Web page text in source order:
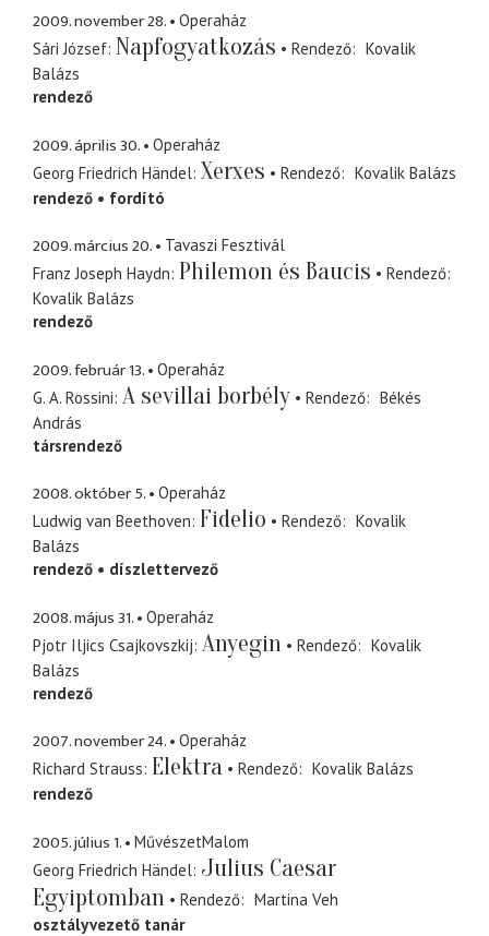
2009. november 28.
Operaház
Sári József Napfogyatkozás Rendező
Kovalik
Balázs
rendező
2009. április 30.
Operaház
Georg Friedrich Händel Xerxes Rendező
Kovalik Balázs
rendező
fordító
2009. március 20.
Tavaszi Fesztivál
Franz Joseph Haydn Philemon és Baucis
Rendező
Kovalik Balázs
rendező
2009. február 13.
Operaház
G. A. Rossini A sevillai borbély Rendező
Békés
András
társrendező
2008. október 5.
Operaház
Ludwig van Beethoven Fidelio Rendező
Kovalik
Balázs
rendező
díszlettervező
2008. május 31.
Operaház
Pjotr Iljics Csajkovszkij Anyegin Rendező
Kovalik
Balázs
rendező
2007. november 24.
Operaház
Richard Strauss Elektra Rendező
Kovalik Balázs
rendező
2005. július 1.
MűvészetMalom
Georg Friedrich Händel Julius Caesar
Egyiptomban
Rendező
Martina Veh
osztályvezető tanár